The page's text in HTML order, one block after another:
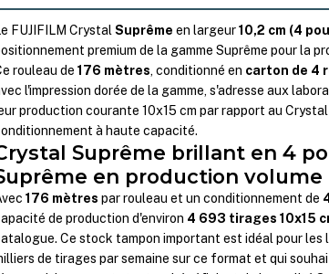
FUJIFILM CrystalSuprême en largeur10,2 cm (4
premium de la gamme Suprême pour la
rouleau de176 mètres, conditionné en carton de 4
l'impression dorée de la gamme, s'adresse aux
production courante 10x15 cm par rapport au
à haute capacité.
Suprême brillant en 4
en production volume
176 mètres par rouleau et un conditionnement de
de production d'environ 4 693 tirages 10x15
Ce stock tampon important est idéal pour les
de tirages par semaine sur ce format et qui